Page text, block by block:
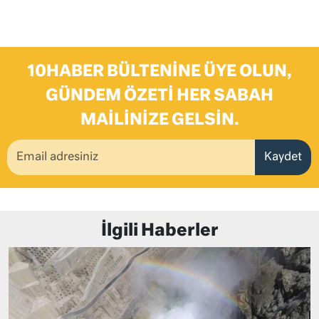
10HABER BÜLTENINE ÜYE OLUN,
GÜNDEM ÖZETI HER SABAH
MAILINIZE GELSIN.
Kaydet
İlgili Haberler